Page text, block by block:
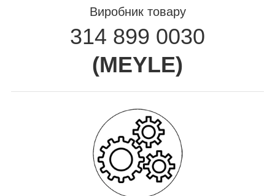
Виробник товару
314 899 0030
(MEYLE)